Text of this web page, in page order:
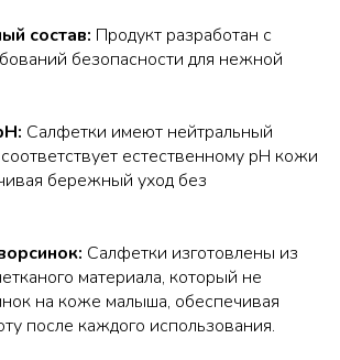
состав: Продукт разработан с
безопасности для нежной
Салфетки имеют нейтральный
естественному pH кожи
бережный уход без
Салфетки изготовлены из
материала, который не
на коже малыша, обеспечивая
после каждого использования.